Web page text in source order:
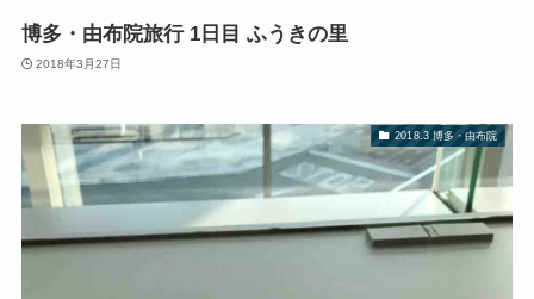
博多・由布院旅行 1日目 ふうきの里
2018年3月27日
2018.3 博多・由布院